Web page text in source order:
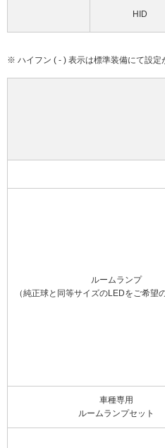
HID
※ ハイフン ( - ) 表示は標準装備にて設定
ルームランプ
（純正球と同等サイズのLEDをご希望
車種専用
ルームランプセット